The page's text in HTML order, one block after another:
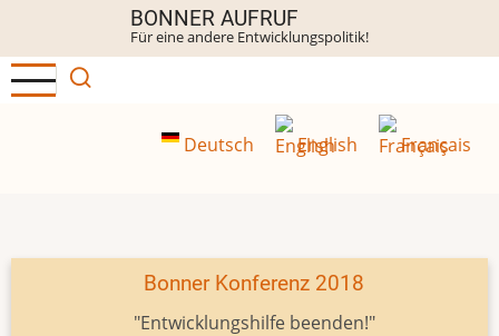
Inhalt
BONNER AUFRUF
Für eine andere Entwicklungspolitik!
Deutsch English Français
Bonner Konferenz 2018
"Entwicklungshilfe beenden!"